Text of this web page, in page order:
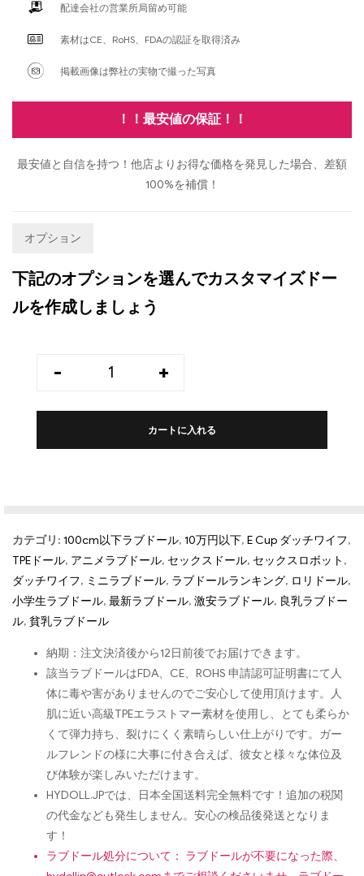
配達会社の営業所局留め可能
素材はCE、RoHS、FDAの認証を取得済み
掲載画像は弊社の実物で撮った写真
！！最安値の保証！！
最安値と自信を持つ！他店よりお得な価格を発見した場合、差額
100%を補償！
オプション
下記のオプションを選んでカスタマイズドー
ルを作成しましょう
- +
カートに入れる
カテゴリ: 100cm以下ラブドール, 10万円以下, E Cup ダッチワイフ,
TPEドール, アニメラブドール, セックスドール, セックスロボット ,
ダッチワイフ, ミニラブドール, ラブドールランキング, ロリドール,
小学生ラブドール, 最新ラブドール, 激安ラブドール, 良乳ラブドー
ル, 貧乳ラブドール
納期：注文決済後から12日前後でお届けできます。
該当ラブドールはFDA、CE、ROHS 申請認可証明書にて人
体に毒や害がありませんのでご安心して使用頂けます。人
肌に近い高級TPEエラストマー素材を使用し、とても柔らか
くて弾力持ち、裂けにくく素晴らしい仕上がりです。ガー
ルフレンドの様に大事に付き合えば、彼女と様々な体位及
び体験が楽しみいただけます。
HYDOLL.JPでは、日本全国送料完全無料です！追加の税関
の代金なども発生しません。安心の検品後発送となりま
す！
ラブドール処分について： ラブドールが不要になった際、